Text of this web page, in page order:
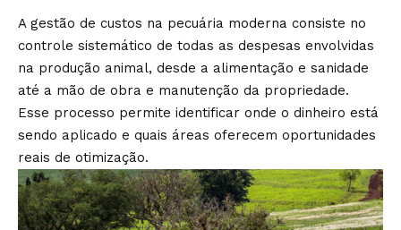
A gestão de custos na pecuária moderna consiste no
controle sistemático de todas as despesas envolvidas
na produção animal, desde a alimentação e sanidade
até a mão de obra e manutenção da propriedade.
Esse processo permite identificar onde o dinheiro está
sendo aplicado e quais áreas oferecem oportunidades
reais de otimização.